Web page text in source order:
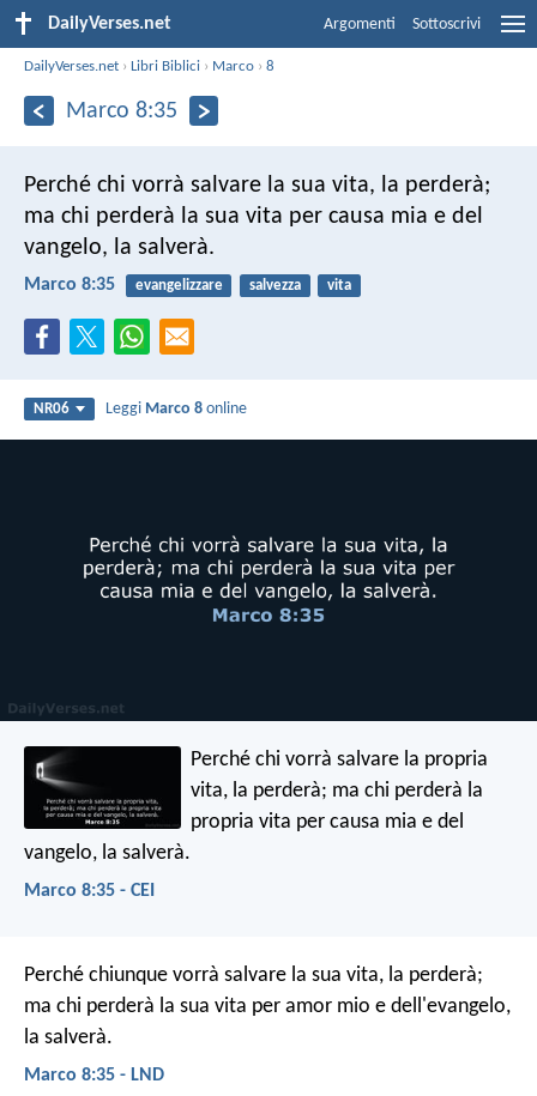
DailyVerses.net Argomenti Sottoscrivi
DailyVerses.net ›Libri Biblici › Marco ›8
Marco 8:35
Perché chi vorrà salvare la sua vita, la perderà;
ma chi perderà la sua vita per causa mia e del
vangelo, la salverà.
Marco 8:35 evangelizzare salvezza vita
NR06 Leggi Marco 8 online
Perché chi vorrà salvare la propria
vita, la perderà; ma chi perderà la
propria vita per causa mia e del
vangelo, la salverà.
Marco 8:35 - CEI
Perché chiunque vorrà salvare la sua vita, la perderà;
ma chi perderà la sua vita per amor mio e dell'evangelo,
la salverà.
Marco 8:35 - LND